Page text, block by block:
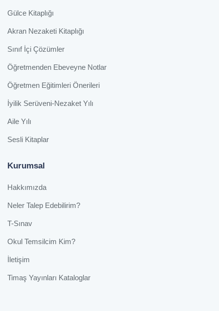
Gülce Kitaplığı
Akran Nezaketi Kitaplığı
Sınıf İçi Çözümler
Öğretmenden Ebeveyne Notlar
Öğretmen Eğitimleri Önerileri
İyilik Serüveni-Nezaket Yılı
Aile Yılı
Sesli Kitaplar
Kurumsal
Hakkımızda
Neler Talep Edebilirim?
T-Sınav
Okul Temsilcim Kim?
İletişim
Timaş Yayınları Kataloglar